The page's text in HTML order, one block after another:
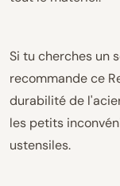
Si tu cherches un
recommande ce
durabilité de
les petits
ustensiles.